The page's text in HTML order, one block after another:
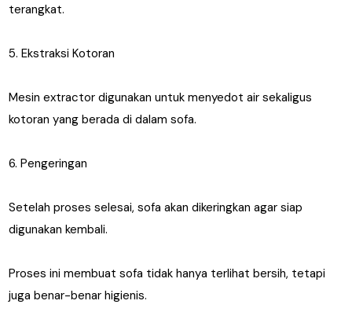
terangkat.
5. Ekstraksi Kotoran
Mesin extractor digunakan untuk menyedot air sekaligus
kotoran yang berada di dalam sofa.
6. Pengeringan
Setelah proses selesai, sofa akan dikeringkan agar siap
digunakan kembali.
Proses ini membuat sofa tidak hanya terlihat bersih, tetapi
juga benar-benar higienis.